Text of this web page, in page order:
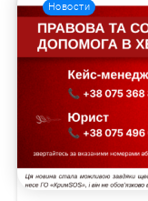
Новости